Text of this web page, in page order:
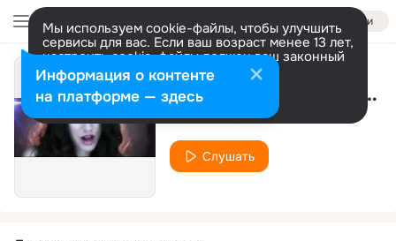
Войти
Мы используем cookie-файлы, чтобы улучшить
сервисы для вас. Если ваш возраст менее 13 лет,
настроить cookie-файлы должен ваш законный
представитель. Больше информации
Разрешить все Настроить Heartbreak (Radio Mix)
Tom Boxer & Morena
Слушать
Информация о контенте
на платформе — здесь